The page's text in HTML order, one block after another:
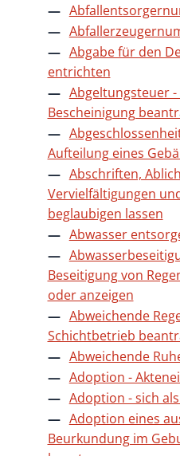
Abgabe für den
entrichten
Abgeltungsteuer
Bescheinigung
Aufteilung eines
Abschriften,
Vervielfältigungen
beglaubigen lassen
Abwasser
Beseitigung von
oder anzeigen
Abweichende
Schichtbetrieb
Abweichende
Adoption -
Adoption - sich
Adoption eines
Beurkundung im